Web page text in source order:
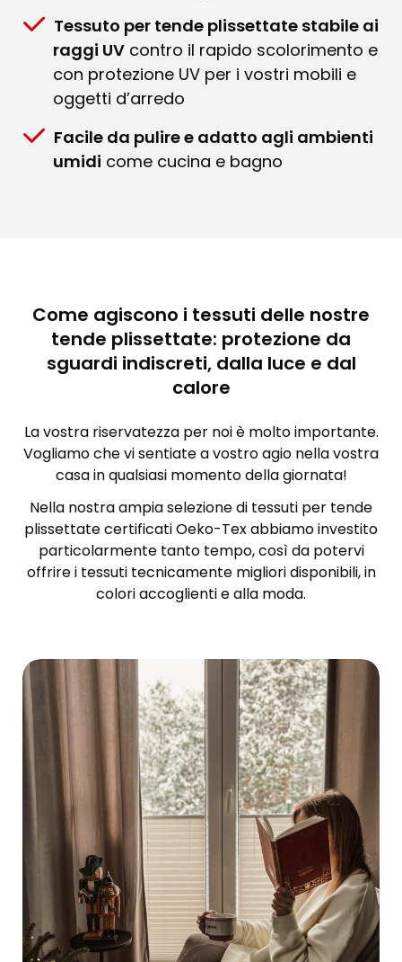
Tessuto per tende plissettate stabile ai
raggi UV contro il rapido scolorimento e
con protezione UV per i vostri mobili e
oggetti d’arredo
Facile da pulire e adatto agli ambienti
umidi come cucina e bagno
Come agiscono i tessuti delle nostre
tende plissettate: protezione da
sguardi indiscreti, dalla luce e dal
calore
La vostra riservatezza per noi è molto importante.
Vogliamo che vi sentiate a vostro agio nella vostra
casa in qualsiasi momento della giornata!
Nella nostra ampia selezione di tessuti per tende
plissettate certificati Oeko-Tex abbiamo investito
particolarmente tanto tempo, così da potervi
offrire i tessuti tecnicamente migliori disponibili, in
colori accoglienti e alla moda.